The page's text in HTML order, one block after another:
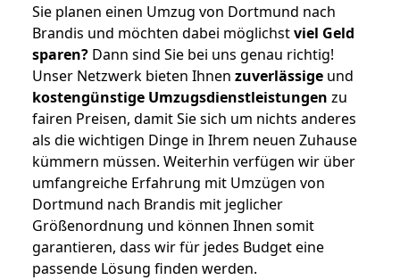
Sie planen einen Umzug von Dortmund nach
Brandis und möchten dabei möglichstviel Geld
sparen? Dann sind Sie bei uns genau richtig!
Unser Netzwerk bieten Ihnen zuverlässige und
kostengünstige Umzugsdienstleistungen zu
fairen Preisen, damit Sie sich um nichts anderes
als die wichtigen Dinge in Ihrem neuen Zuhause
kümmern müssen. Weiterhin verfügen wir über
umfangreiche Erfahrung mit Umzügen von
Dortmund nach Brandis mit jeglicher
Größenordnung und können Ihnen somit
garantieren, dass wir für jedes Budget eine
passende Lösung finden werden.